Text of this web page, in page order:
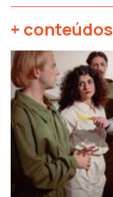
+ conteúdos